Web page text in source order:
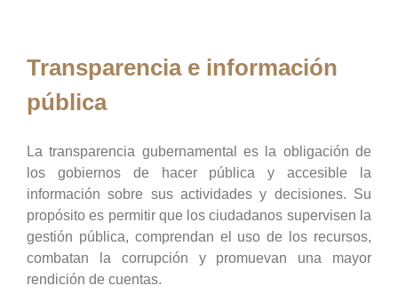
Transparencia e información
pública
La transparencia gubernamental es la obligación de
los gobiernos de hacer pública y accesible la
información sobre sus actividades y decisiones. Su
propósito es permitir que los ciudadanos supervisen la
gestión pública, comprendan el uso de los recursos,
combatan la corrupción y promuevan una mayor
rendición de cuentas.